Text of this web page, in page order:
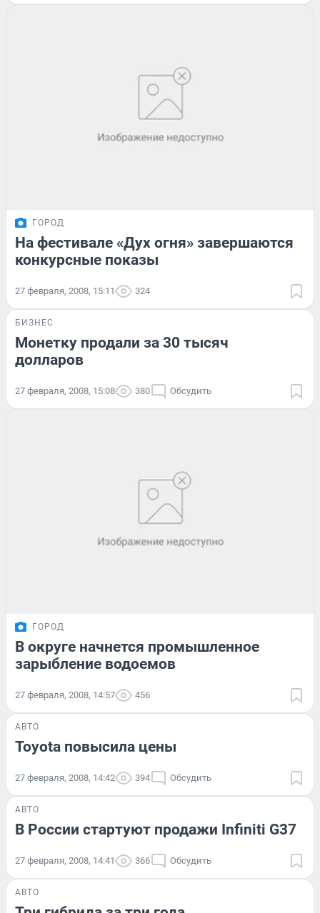
ГОРОД
На фестивале «Дух огня» завершаются
конкурсные показы
27 февраля, 2008, 15:11 324
БИЗНЕС
Монетку продали за 30 тысяч
долларов
27 февраля, 2008, 15:08 380 Обсудить
ГОРОД
В округе начнется промышленное
зарыбление водоемов
27 февраля, 2008, 14:57 456
АВТО
Toyota повысила цены
27 февраля, 2008, 14:42 394 Обсудить
АВТО
В России стартуют продажи Infiniti G37
27 февраля, 2008, 14:41 366 Обсудить
АВТО